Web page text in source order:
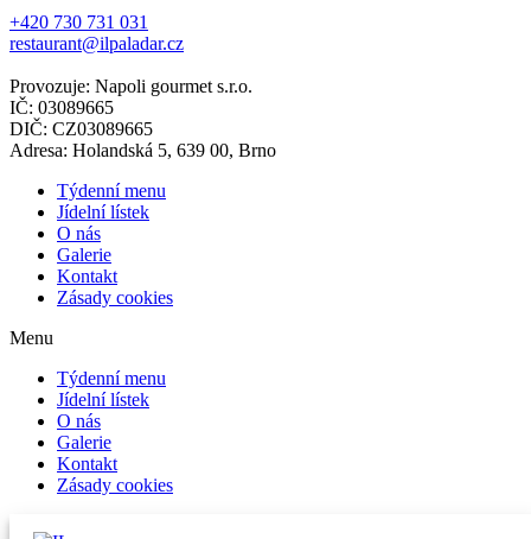
+420 730 731 031
restaurant@ilpaladar.cz
Provozuje: Napoli gourmet s.r.o.
IČ: 03089665
DIČ: CZ03089665
Adresa: Holandská 5, 639 00, Brno
Týdenní menu
Jídelní lístek
O nás
Galerie
Kontakt
Zásady cookies
Menu
Týdenní menu
Jídelní lístek
O nás
Galerie
Kontakt
Zásady cookies